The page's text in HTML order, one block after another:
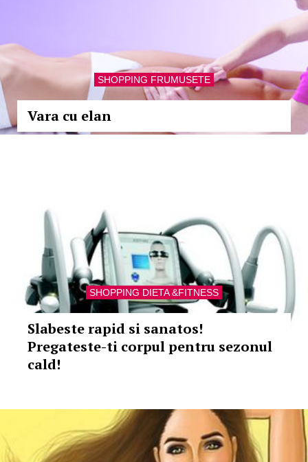
SHOPPING FRUMUSETE
Vara cu elan
SHOPPING DIETA &FITNESS
Slabeste rapid si sanatos!
Pregateste-ti corpul pentru sezonul
cald!